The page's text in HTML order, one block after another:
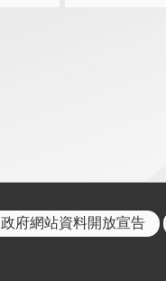
政府網站資料開放宣告